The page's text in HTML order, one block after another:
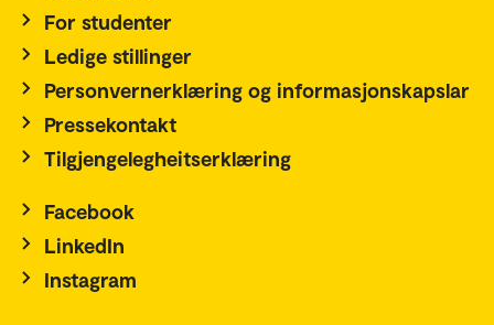
For studenter
Ledige stillinger
Personvernerklæring og informasjonskapslar
Pressekontakt
Tilgjengelegheitserklæring
Facebook
LinkedIn
Instagram